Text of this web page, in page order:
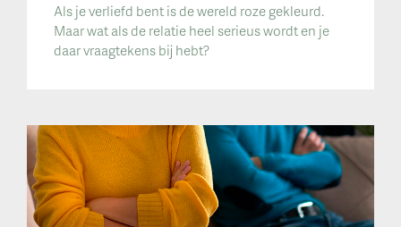
Als je verliefd bent is de wereld roze gekleurd.
Maar wat als de relatie heel serieus wordt en je
daar vraagtekens bij hebt?